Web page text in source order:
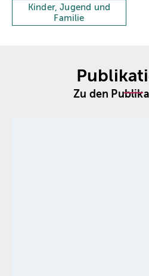
Vereinigung Nordrhein
und der kommunalen
Kinder, Jugend und
Familie
Zu den